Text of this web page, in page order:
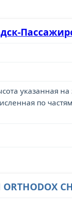
указанная
по